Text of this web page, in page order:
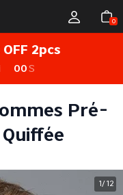
0
2pcs
59S
Pré-
1/12